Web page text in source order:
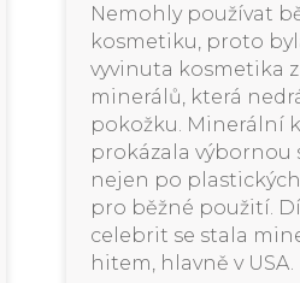
Nemohly používat
kosmetiku, proto
vyvinuta kosmetika
minerálů, která
pokožku. Minerální
prokázala výbornou
nejen po
pro běžné použití.
celebrit se stala
hitem, hlavně v USA.